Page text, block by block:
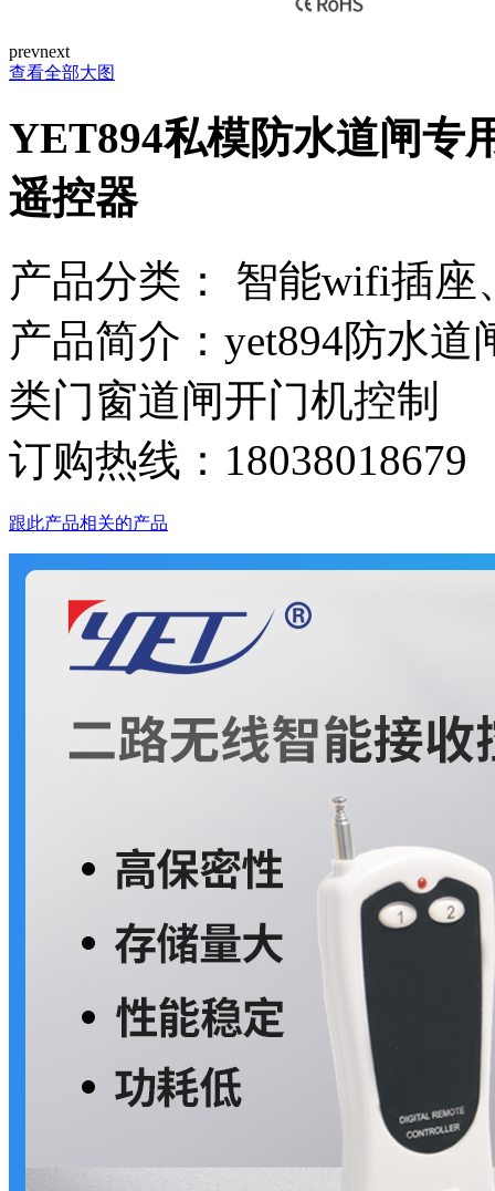
prevnext
查看全部大图
YET894私模防水道闸专
遥控器
产品分类： 智能wifi插座
产品简介：yet894防水
类门窗道闸开门机控制
订购热线： 18038018679
跟此产品相关的产品